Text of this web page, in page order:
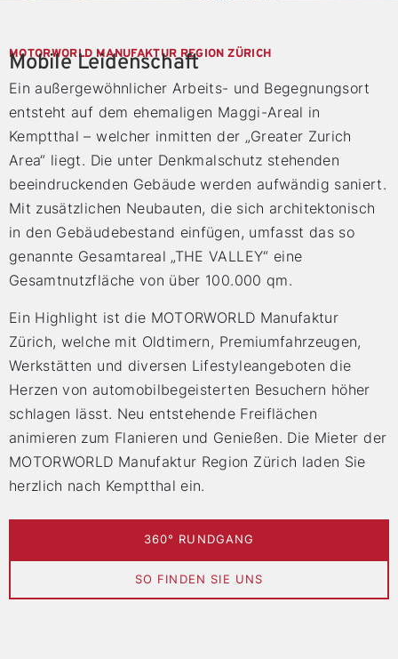
MOTORWORLD MANUFAKTUR REGION ZÜRICH
Mobile Leidenschaft
Ein außergewöhnlicher Arbeits- und Begegnungsort
entsteht auf dem ehemaligen Maggi-Areal in
Kemptthal – welcher inmitten der „Greater Zurich
Area“ liegt. Die unter Denkmalschutz stehenden
beeindruckenden Gebäude werden aufwändig saniert.
Mit zusätzlichen Neubauten, die sich architektonisch
in den Gebäudebestand einfügen, umfasst das so
genannte Gesamtareal „THE VALLEY“ eine
Gesamtnutzfläche von über 100.000 qm.
Ein Highlight ist die MOTORWORLD Manufaktur
Zürich, welche mit Oldtimern, Premiumfahrzeugen,
Werkstätten und diversen Lifestyleangeboten die
Herzen von automobilbegeisterten Besuchern höher
schlagen lässt. Neu entstehende Freiflächen
animieren zum Flanieren und Genießen. Die Mieter der
MOTORWORLD Manufaktur Region Zürich laden Sie
herzlich nach Kemptthal ein.
360° RUNDGANG
SO FINDEN SIE UNS